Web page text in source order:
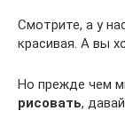
Смотрите, а у
красивая. А вы
Но прежде чем
рисовать,